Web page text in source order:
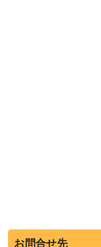
お問合せ先